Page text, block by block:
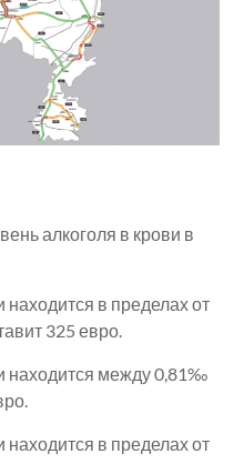
алкоголя в крови в
находится в пределах от
325 евро.
находится между 0,81‰
находится в пределах от